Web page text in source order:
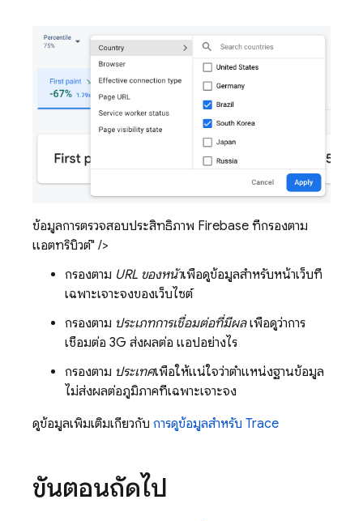
ข้อมูลการตรวจสอบประสิทธิภาพ Firebase ที่กรองตาม
แอตทริบิวต์" />
กรองตาม URL ของหน้าเพื่อดูข้อมูลสำหรับหน้าเว็บที่
เฉพาะเจาะจงของเว็บไซต์
กรองตาม ประเภทการเชื่อมต่อที่มีผลเพื่อดูว่าการ
เชื่อมต่อ 3G ส่งผลต่อ แอปอย่างไร
กรองตาม ประเทศเพื่อให้แน่ใจว่าตำแหน่งฐานข้อมูล
ไม่ส่งผลต่อภูมิภาคที่เฉพาะเจาะจง
ดูข้อมูลเพิ่มเติมเกี่ยวกับ การดูข้อมูลสำหรับ Trace
ขั้นตอนถัดไป